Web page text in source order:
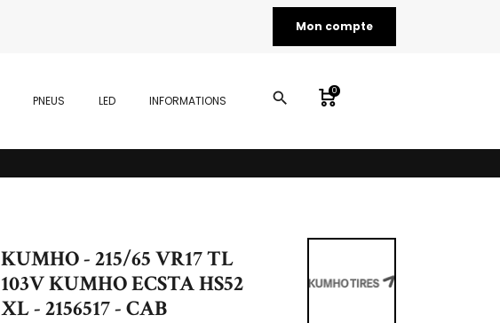
Mon compte
PNEUS LED INFORMATIONS search 0
KUMHO - 215/65 VR17 TL
103V KUMHO ECSTA HS52
XL - 2156517 - CAB